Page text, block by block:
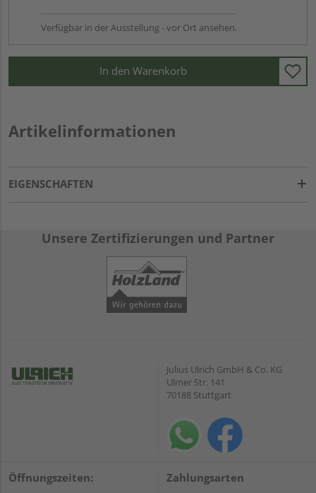
Verfügbar in der Ausstellung - vor Ort ansehen.
In den Warenkorb
Artikelinformationen
EIGENSCHAFTEN
Unsere Zertifizierungen und Partner
Julius Ulrich GmbH & Co. KG
Ulmer Str. 141
70188 Stuttgart
Öffnungszeiten: Zahlungsarten